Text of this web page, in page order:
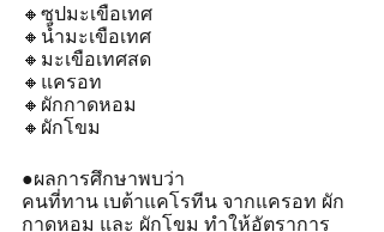
🔸️ซุปมะเขือเทศ
🔸️น้ำมะเขือเทศ
🔸️มะเขือเทศสด
🔸️แครอท
🔸️ผักกาดหอม
🔸️ผักโขม
●ผลการศึกษาพบว่า
คนที่ทาน เบต้าแคโรทีน จากแครอท ผัก
กาดหอม และ ผักโขม ทำให้อัตราการ